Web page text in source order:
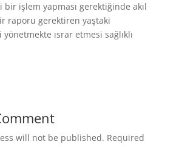
işlem yapması gerektiğinde akıl
raporu gerektiren yaştaki
ısrar etmesi sağlıklı
will not be published. Required